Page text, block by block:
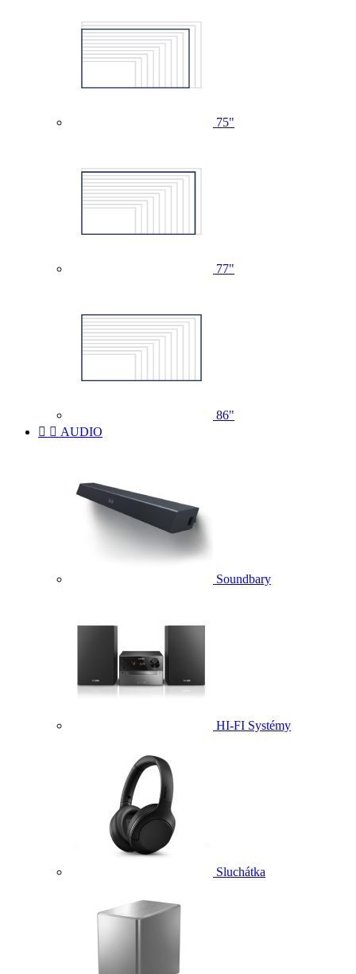
75"
77"
86"
  AUDIO
Soundbary
HI-FI Systémy
Sluchátka